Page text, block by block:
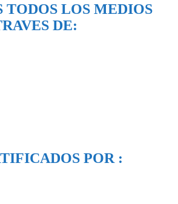
TODOS LOS MEDIOS
DE:
POR :